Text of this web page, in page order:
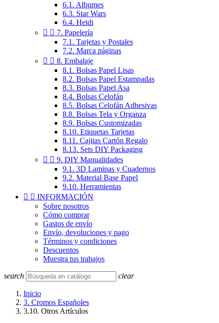
6.1. Albumes
6.3. Star Wars
6.4. Heidi
  7. Papelería
7.1. Tarjetas y Postales
7.2. Marca páginas
  8. Embalaje
8.1. Bolsas Papel Lisas
8.2. Bolsas Papel Estampadas
8.3. Bolsas Papel Asa
8.4. Bolsas Celofán
8.5. Bolsas Celofán Adhesivas
8.8. Bolsas Tela y Organza
8.9. Bolsas Customizadas
8.10. Etiquetas Tarjetas
8.11. Cajitas Cartón Regalo
8.13. Sets DIY Packaging
  9. DIY Manualidades
9.1. 3D Laminas y Cuadernos
9.2. Material Base Papel
9.10. Herramientas
  INFORMACIÓN
Sobre nosotros
Cómo comprar
Gastos de envío
Envío, devoluciones y pago
Términos y condiciones
Descuentos
Muestra tus trabajos
search clear
Inicio
3. Cromos Españoles
3.10. Otros Artículos